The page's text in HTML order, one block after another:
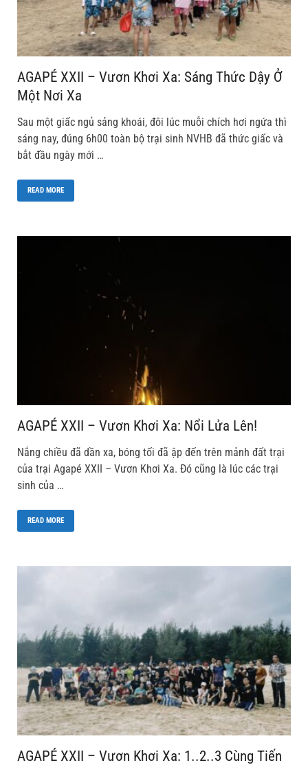
AGAPÉ XXII – Vươn Khơi Xa: Sáng Thức Dậy Ở
Một Nơi Xa
Sau một giấc ngủ sảng khoái, đôi lúc muỗi chích hơi ngứa thì
sáng nay, đúng 6h00 toàn bộ trại sinh NVHB đã thức giấc và
bắt đầu ngày mới …
READ MORE
AGAPÉ XXII – Vươn Khơi Xa: Nổi Lửa Lên!
Nắng chiều đã dần xa, bóng tối đã ập đến trên mảnh đất trại
của trại Agapé XXII – Vươn Khơi Xa. Đó cũng là lúc các trại
sinh của …
READ MORE
AGAPÉ XXII – Vươn Khơi Xa: 1..2..3 Cùng Tiến